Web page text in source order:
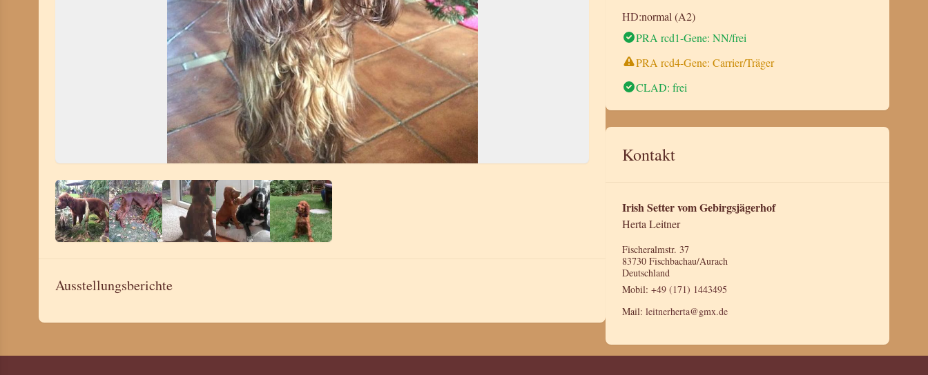
Ausstellungsberichte
HD:normal (A2)
PRA rcd1-Gene: NN/frei
PRA rcd4-Gene: Carrier/Träger
CLAD: frei
Kontakt
Irish Setter vom Gebirgsjägerhof
Herta Leitner
Fischeralmstr. 37
83730 Fischbachau/Aurach
Deutschland
Mobil: +49 (171) 1443495
Mail: leitnerherta@gmx.de